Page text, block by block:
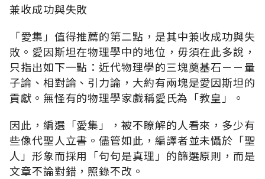
兼收成功與失敗
「愛集」值得推薦的第二點，是其中兼收成功與失
敗。愛因斯坦在物理學中的地位，毋須在此多說，
只指出如下一點：近代物理學的三塊奠基石－－量
子論、相對論、引力論，大約有兩塊是愛因斯坦的
貢獻。無怪有的物理學家戲稱愛氏為「教皇」。
因此，編選「愛集」，被不瞭解的人看來，多少有
些像代聖人立書。儘管如此，編譯者並未懾於「聖
人」形象而採用「句句是真理」的篩選原則，而是
文章不論對錯，照錄不改。